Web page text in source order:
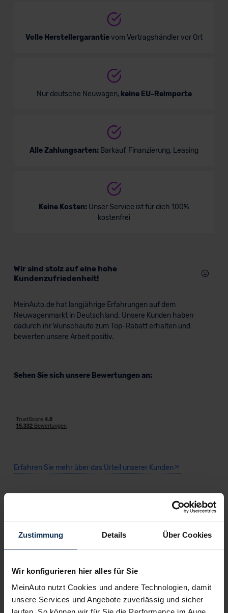
Zustimmung Details Über Cookies
Wir konfigurieren hier alles für Sie
MeinAuto nutzt Cookies und andere Technologien, damit
unsere Services und Angebote zuverlässig und sicher
Volle Herstellergarantievom Vertragshändler vor Ort
Nur deutsche Neuwagen, keine EU-Reimporte
Alle Zahlungsarten: Barkauf, Finanzierung, Leasing
Keine Kosten: Unser Service ist für dich 100%
kostenfrei
Wir sind stolz auf eine hohe
Kundenzufriedenheit!
MeinAuto.de hat langjährige Erfahrungen auf dem
Neuwagenmarkt in Deutschland. Unsere Kunden haben
dadurch ihr Wunschauto zum Top-Rabatt erhalten und
bewerten unsere Arbeit positiv.
Sehen Sie sich unsere Bewertungen an:
Erfahren Sie mehr über das Urteil unserer Kunden
KI-generiert